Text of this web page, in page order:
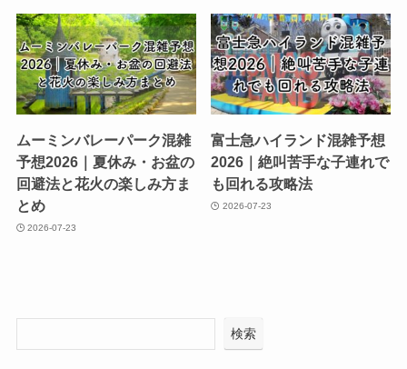
ムーミンバレーパーク混雑
予想2026｜夏休み・お盆の
回避法と花火の楽しみ方ま
とめ
2026-07-23
富士急ハイランド混雑予想
2026｜絶叫苦手な子連れで
も回れる攻略法
2026-07-23
検索